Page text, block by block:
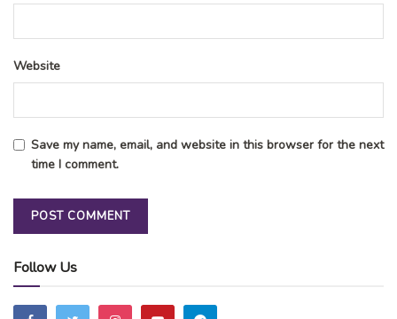
Website
Save my name, email, and website in this browser for the next
time I comment.
Follow Us